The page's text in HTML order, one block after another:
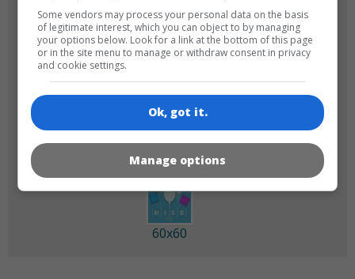
60x60
Some vendors may process your personal data on the basis
of legitimate interest, which you can object to by managing
your options below. Look for a link at the bottom of this page
or in the site menu to manage or withdraw consent in privacy
and cookie settings.
Ok, got it.
Manage options